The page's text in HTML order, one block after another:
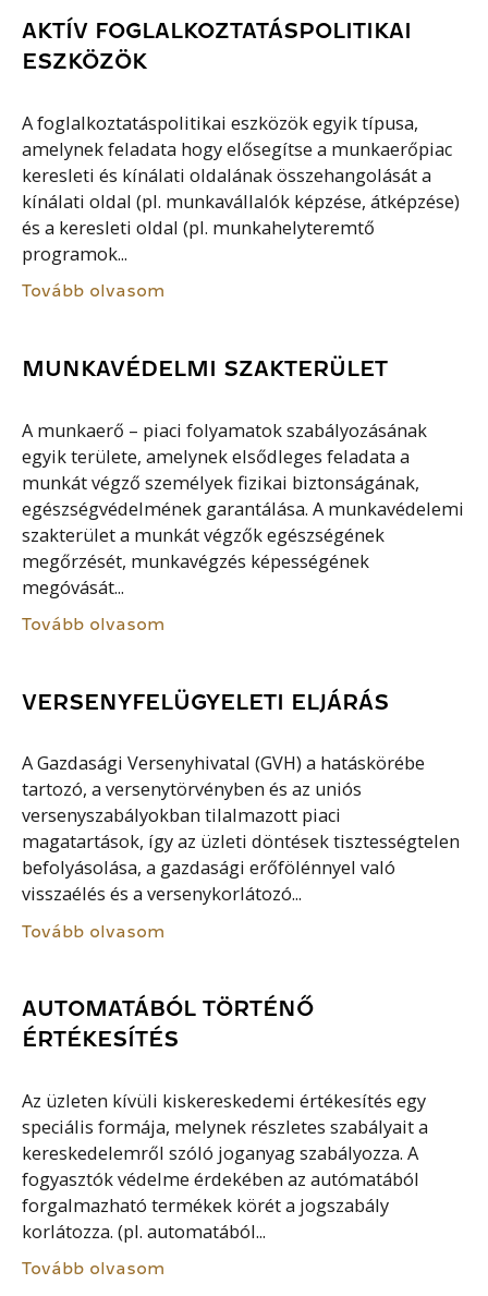
AKTÍV FOGLALKOZTATÁSPOLITIKAI
ESZKÖZÖK
A foglalkoztatáspolitikai eszközök egyik típusa,
amelynek feladata hogy elősegítse a munkaerőpiac
keresleti és kínálati oldalának összehangolását a
kínálati oldal (pl. munkavállalók képzése, átképzése)
és a keresleti oldal (pl. munkahelyteremtő
programok...
Tovább olvasom
MUNKAVÉDELMI SZAKTERÜLET
A munkaerő – piaci folyamatok szabályozásának
egyik területe, amelynek elsődleges feladata a
munkát végző személyek fizikai biztonságának,
egészségvédelmének garantálása. A munkavédelemi
szakterület a munkát végzők egészségének
megőrzését, munkavégzés képességének
megóvását...
Tovább olvasom
VERSENYFELÜGYELETI ELJÁRÁS
A Gazdasági Versenyhivatal (GVH) a hatáskörébe
tartozó, a versenytörvényben és az uniós
versenyszabályokban tilalmazott piaci
magatartások, így az üzleti döntések tisztességtelen
befolyásolása, a gazdasági erőfölénnyel való
visszaélés és a versenykorlátozó...
Tovább olvasom
AUTOMATÁBÓL TÖRTÉNŐ
ÉRTÉKESÍTÉS
Az üzleten kívüli kiskereskedemi értékesítés egy
speciális formája, melynek részletes szabályait a
kereskedelemről szóló joganyag szabályozza. A
fogyasztók védelme érdekében az autómatából
forgalmazható termékek körét a jogszabály
korlátozza. (pl. automatából...
Tovább olvasom